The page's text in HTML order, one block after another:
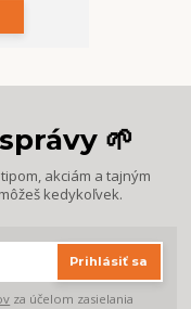
🌱
akciám a tajným
kedykoľvek.
Prihlásiť sa
za účelom zasielania